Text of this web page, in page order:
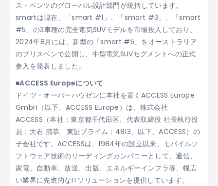
ス・ベンツのグローバル設計部門が統括しています。
smartは現在、「smart #1」、「smart #3」、「smart
#5」の3車種の完全電気SUVモデルを市場投入しており、
2024年8月には、新型の「smart #5」をオーストラリア
のブリスベンで公開し、中型電気SUVセグメントへの正式
参入を発表しました。
■ACCESS Europeについて
ドイツ・オーバーハウゼンに本社を置くACCESS Europe
GmbH（以下、ACCESS Europe）は、株式会社
ACCESS（本社：東京都千代田区、代表取締役 社長執行役
員：大石 清恭、東証プライム：4813、以下、ACCESS）の
子会社です。ACCESSは、1984年の設立以来、モバイルソ
フトウェア技術のリーディングカンパニーとして、通信、
家電、自動車、放送、出版、エネルギーインフラ等、幅広
い業界に先進的なITソリューションを提供しています。